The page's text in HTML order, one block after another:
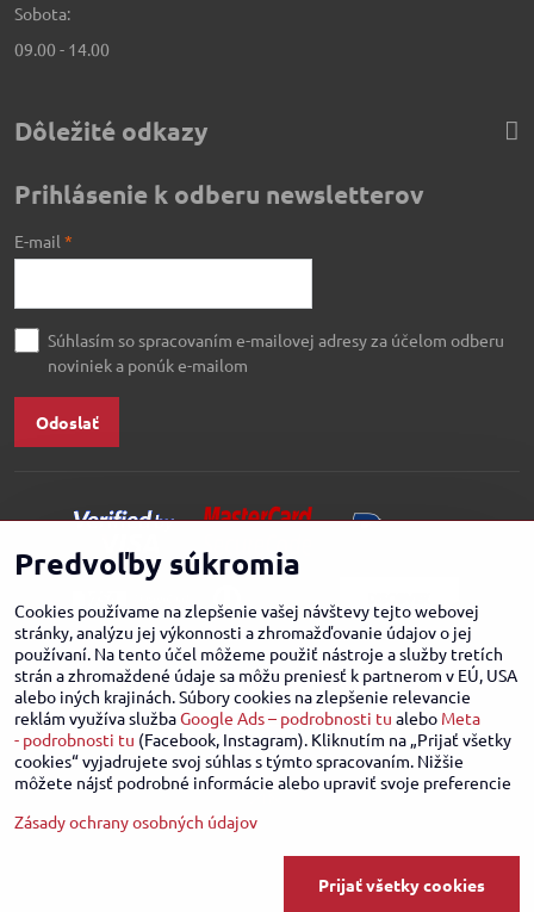
Sobota:
09.00 - 14.00
Dôležité odkazy
Prihlásenie k odberu newsletterov
E-mail *
Súhlasím so spracovaním e-mailovej adresy za účelom odberu
noviniek a ponúk e-mailom
Odoslať
Copyright
Zásady ochrany osobných údajov
Predvoľby súkromia
Cookies používame na zlepšenie vašej návštevy tejto webovej
stránky, analýzu jej výkonnosti a zhromažďovanie údajov o jej
používaní. Na tento účel môžeme použiť nástroje a služby tretích
strán a zhromaždené údaje sa môžu preniesť k partnerom v EÚ, USA
alebo iných krajinách. Súbory cookies na zlepšenie relevancie
reklám využíva službaGoogle Ads – podrobnosti tu alebo Meta
- podrobnosti tu (Facebook, Instagram). Kliknutím na „Prijať všetky
cookies“ vyjadrujete svoj súhlas s týmto spracovaním. Nižšie
môžete nájsť podrobné informácie alebo upraviť svoje preferencie
Zásady ochrany osobných údajov
Prijať všetky cookies